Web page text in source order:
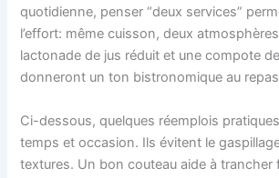
quotidienne, penser “deux services”
l’effort: même cuisson, deux
lactonade de jus réduit et une compote
donneront un ton bistronomique au
Ci-dessous, quelques réemplois
temps et occasion. Ils évitent le
textures. Un bon couteau aide à trancher